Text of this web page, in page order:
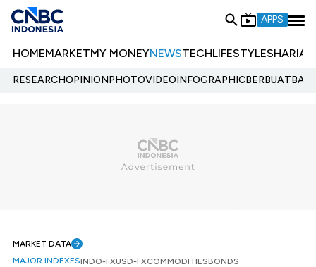
APPS
HOMEMARKETMY MONEYNEWSTECHLIFESTYLESHARIA
RESEARCHOPINIONPHOTOVIDEOINFOGRAPHIC
MARKET DATA
MAJOR INDEXESINDO-FXUSD-FXCOMMODITIESBONDS